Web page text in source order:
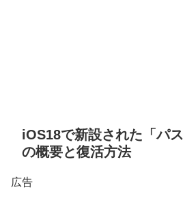
iOS18で新設された「パ
の概要と復活方法
広告